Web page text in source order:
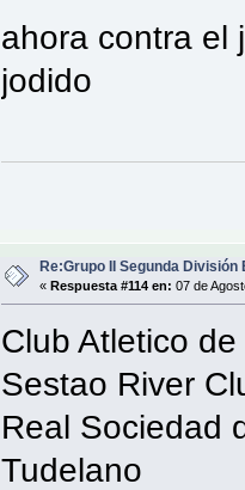
ahora contra el
jodido
Re:Grupo II Segunda División
«Respuesta #114 en: 07 de
Club Atletico
Sestao River
Real
Tudelano